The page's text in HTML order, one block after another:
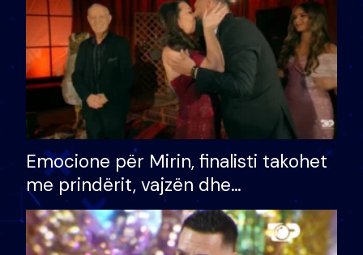
Emocione për Mirin, finalisti takohet
me prindërit, vajzën dhe
bashkëshorten: S’kemi ndonjë letër
divorci apo jo?